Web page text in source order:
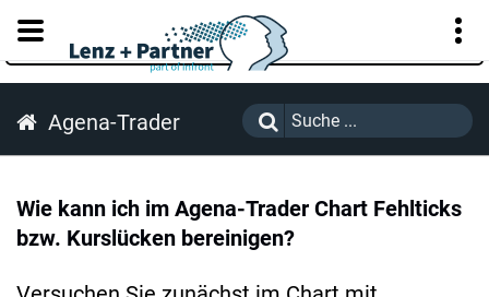
KUNDENPORTAL
Agena-Trader
Wie kann ich im Agena-Trader Chart Fehlticks
bzw. Kurslücken bereinigen?